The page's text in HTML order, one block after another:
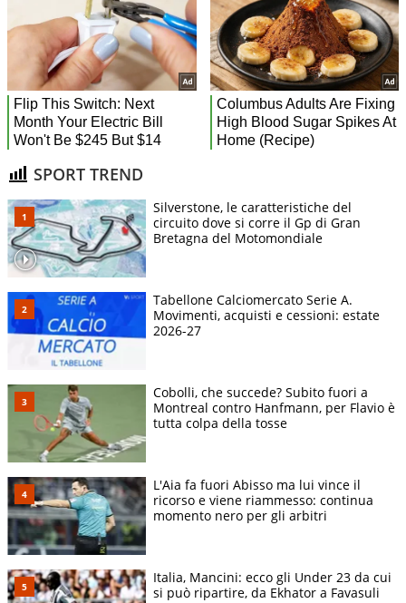
SPORT TREND
Silverstone, le caratteristiche del
circuito dove si corre il Gp di Gran
Bretagna del Motomondiale
Tabellone Calciomercato Serie A.
Movimenti, acquisti e cessioni: estate
2026-27
Cobolli, che succede? Subito fuori a
Montreal contro Hanfmann, per Flavio è
tutta colpa della tosse
L'Aia fa fuori Abisso ma lui vince il
ricorso e viene riammesso: continua
momento nero per gli arbitri
Italia, Mancini: ecco gli Under 23 da cui
si può ripartire, da Ekhator a Favasuli